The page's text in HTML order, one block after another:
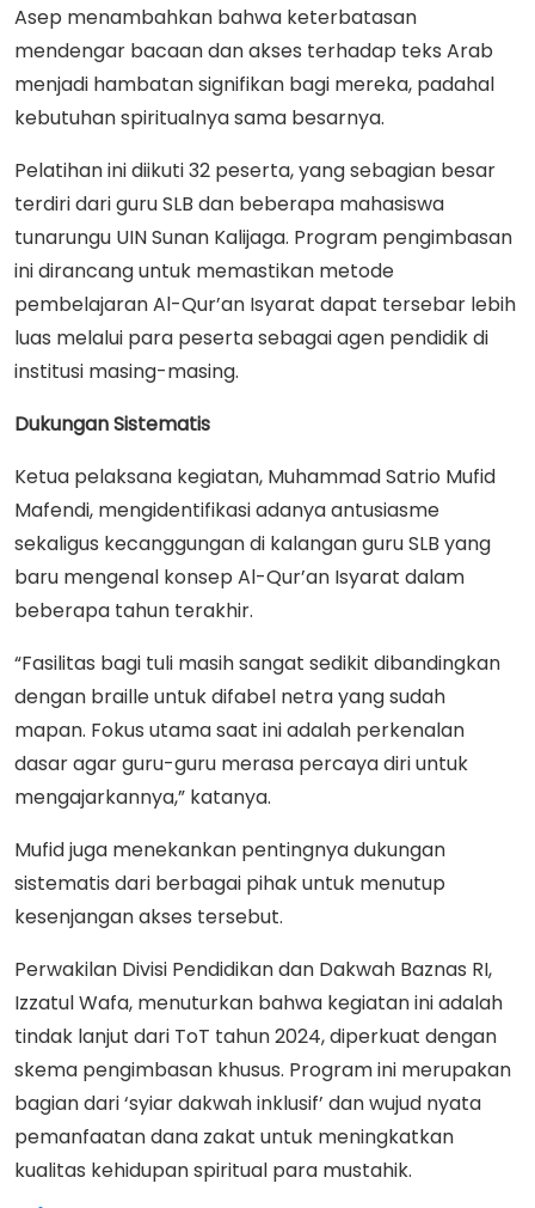
Asep menambahkan bahwa keterbatasan
mendengar bacaan dan akses terhadap teks Arab
menjadi hambatan signifikan bagi mereka, padahal
kebutuhan spiritualnya sama besarnya.
Pelatihan ini diikuti 32 peserta, yang sebagian besar
terdiri dari guru SLB dan beberapa mahasiswa
tunarungu UIN Sunan Kalijaga. Program pengimbasan
ini dirancang untuk memastikan metode
pembelajaran Al-Qur’an Isyarat dapat tersebar lebih
luas melalui para peserta sebagai agen pendidik di
institusi masing-masing.
Dukungan Sistematis
Ketua pelaksana kegiatan, Muhammad Satrio Mufid
Mafendi, mengidentifikasi adanya antusiasme
sekaligus kecanggungan di kalangan guru SLB yang
baru mengenal konsep Al-Qur’an Isyarat dalam
beberapa tahun terakhir.
“Fasilitas bagi tuli masih sangat sedikit dibandingkan
dengan braille untuk difabel netra yang sudah
mapan. Fokus utama saat ini adalah perkenalan
dasar agar guru-guru merasa percaya diri untuk
mengajarkannya,” katanya.
Mufid juga menekankan pentingnya dukungan
sistematis dari berbagai pihak untuk menutup
kesenjangan akses tersebut.
Perwakilan Divisi Pendidikan dan Dakwah Baznas RI,
Izzatul Wafa, menuturkan bahwa kegiatan ini adalah
tindak lanjut dari ToT tahun 2024, diperkuat dengan
skema pengimbasan khusus. Program ini merupakan
bagian dari ‘syiar dakwah inklusif’ dan wujud nyata
pemanfaatan dana zakat untuk meningkatkan
kualitas kehidupan spiritual para mustahik.